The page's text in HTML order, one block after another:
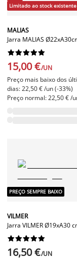
Limitado ao stock existente
MALIAS
Jarra MALIAS






15,00 €/UN
Preço mais baixo dos
dias: 22,50 € /un (-33%)
Preço normal: 22,50 € /
PREÇO SEMPRE BAIXO
VILMER
Jarra VILMER Ø19xA30






16,50 €/UN